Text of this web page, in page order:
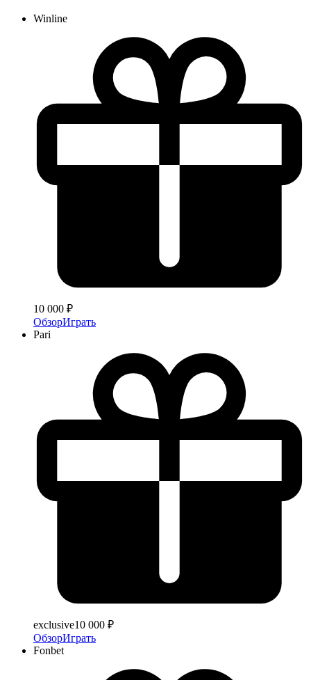
Winline
10 000 ₽
ОбзорИграть
Pari
exclusive10 000 ₽
ОбзорИграть
Fonbet